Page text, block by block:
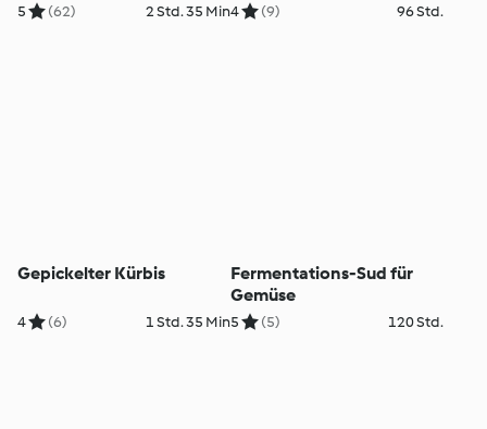
5 (62) 2 Std. 35 Min4 (9) 96 Std.
Gepickelter Kürbis
4 (6) 1 Std. 35 Min
Fermentations-Sud für
Gemüse
5 (5) 120 Std.